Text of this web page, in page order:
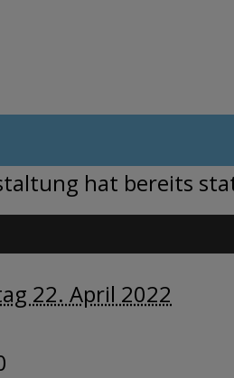
hat bereits
22. April 2022